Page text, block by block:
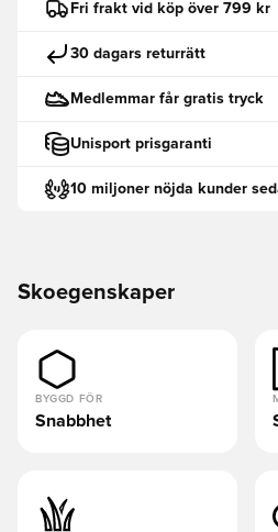
Fri frakt vid köp över 799 kr
30 dagars returrätt
Medlemmar får gratis tryck
Unisport prisgaranti
10 miljoner nöjda kunder
Skoegenskaper
BYGGD FÖR
Snabbhet